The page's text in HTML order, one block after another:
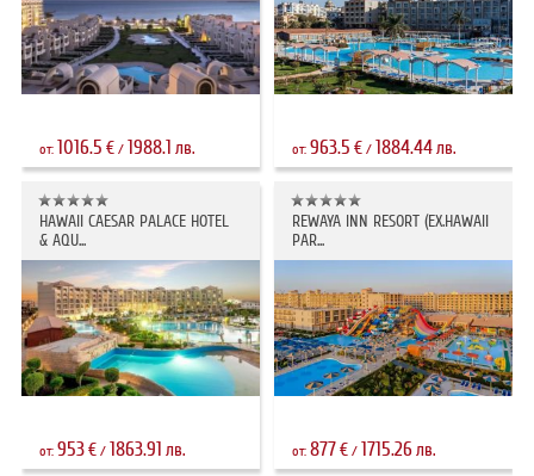
от: 1016.5 €/ 1988.1 лв. от:963.5 € / 1884.44лв.
HAWAII CAESAR PALACE HOTEL
& AQU...
от: 953€/ 1863.91 лв.
REWAYA INN RESORT (EX.HAWAII
PAR...
от:877€ / 1715.26лв.